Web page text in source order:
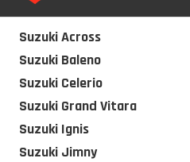
Suzuki Across
Suzuki Baleno
Suzuki Celerio
Suzuki Grand Vitara
Suzuki Ignis
Suzuki Jimny